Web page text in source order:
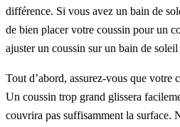
différence. Si vous avez un bain de
de bien placer votre coussin pour un
ajuster un coussin sur un bain de soleil
Tout d’abord, assurez-vous que votre
Un coussin trop grand glissera
couvrira pas suffisamment la surface.